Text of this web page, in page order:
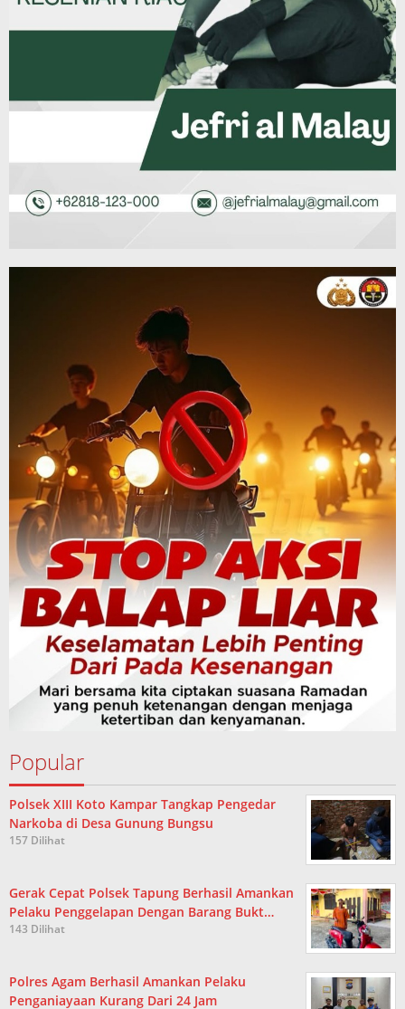
Popular
Polsek XIII Koto Kampar Tangkap Pengedar
Narkoba di Desa Gunung Bungsu
157 Dilihat
Gerak Cepat Polsek Tapung Berhasil Amankan
Pelaku Penggelapan Dengan Barang Bukt…
143 Dilihat
Polres Agam Berhasil Amankan Pelaku
Penganiayaan Kurang Dari 24 Jam